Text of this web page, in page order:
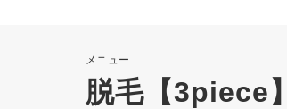
メニュー
脱毛【3piece